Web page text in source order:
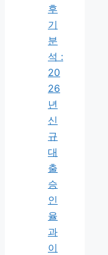
후
기
분
석 :
20
26
년
신
규
대
출
승
인
율
과
이